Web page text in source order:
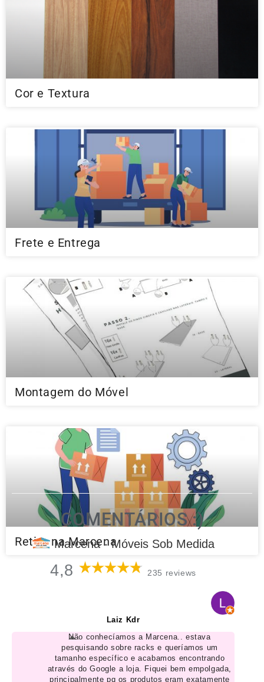
Cor e Textura
Frete e Entrega
Montagem do Móvel
Retire na Marcena
COMENTÁRIOS :)
Marcena - Móveis Sob Medida
4,8 235 reviews
Laiz Kdr
Não conhecíamos a Marcena.. estava
pesquisando sobre racks e queríamos um
tamanho específico e acabamos encontrando
através do Google a loja. Fiquei bem empolgada,
principalmente pq os produtos eram exatamente